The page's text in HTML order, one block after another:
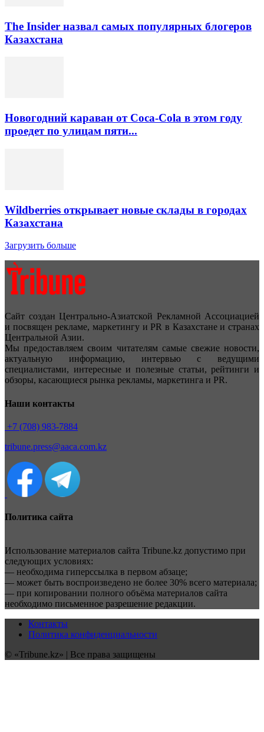
The Insider назвал самых популярных блогеров
Казахстана
Новогодний караван от Coca-Cola в этом году
проедет по улицам пяти...
Wildberries открывает новые склады в городах
Казахстана
Загрузить больше
Сайт создан Центрально-Азиатской Рекламной Ассоциацией
и посвящен рекламе, маркетингу и PR в Казахстане и странах
Центральной Азии.
Мы предоставляем своим читателям самые свежие новости,
актуальную информацию, интервью с ведущими
специалистами, интересные и полезные статьи, рейтинги и
обзоры, касающиеся рынка рекламы, маркетинга и PR.
Наши контакты
+7 (708) 983-7884
tribune.press@aaca.com.kz
Политика сайта
Использование материалов сайта Tribune.kz допустимо при
следующих условиях:
— необходима гиперссылка в первом абзаце;
— может быть воспроизведено не более 30% всего материала;
— при копировании полного объёма материалов сайта
необходимо письменное разрешение редакции.
Контакты
Политика конфиденциальности
© «Tribune.kz» | Все права защищены